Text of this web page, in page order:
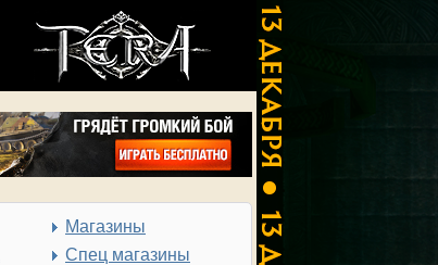
Магазины
Спец магазины